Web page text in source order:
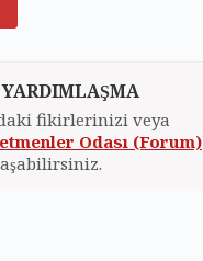
fikirlerinizi veya
Odası (Forum)